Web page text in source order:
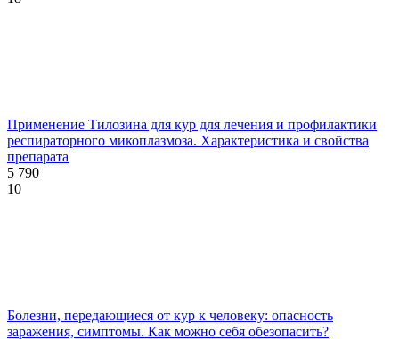
Применение Тилозина для кур для лечения и профилактики
респираторного микоплазмоза. Характеристика и свойства
препарата
5 790
10
Болезни, передающиеся от кур к человеку: опасность
заражения, симптомы. Как можно себя обезопасить?